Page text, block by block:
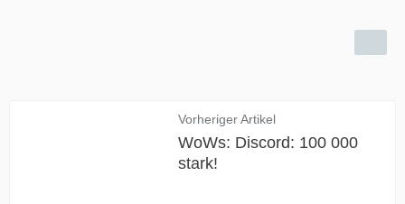
Vorheriger Artikel
WoWs: Discord: 100 000
stark!